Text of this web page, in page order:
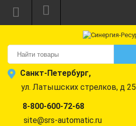
Санкт-Петербург,
ул. Латышских стрелков, д 25
8-800-600-72-68
site@srs-automatic.ru